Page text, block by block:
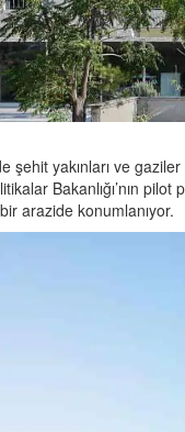
şehit yakınları ve
Bakanlığı’nın
arazide konumlanıyor.